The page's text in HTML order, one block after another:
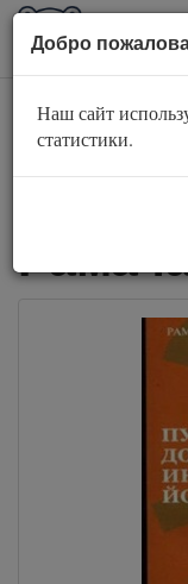
Добро
Наш сайт
статистики.